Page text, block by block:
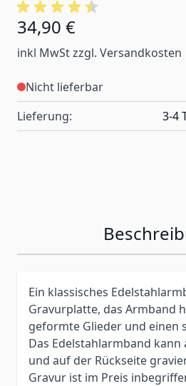
34,90 €
inkl MwSt zzgl. Versandkosten
Nicht lieferbar
Lieferung:
3-4
Ein klassisches
Gravurplatte, das Armband
geformte Glieder und einen
Das Edelstahlarmband
und auf der Rückseite
Gravur ist im Preis